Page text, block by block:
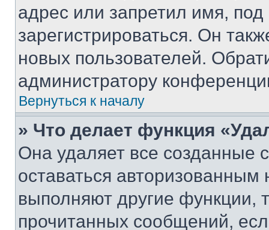
адрес или запретил имя,
зарегистрироваться. Он
новых пользователей.
администратору
Вернуться к началу
» Что делает функция
Она удаляет все созданные
оставаться
выполняют другие функции,
прочитанных сообщений,